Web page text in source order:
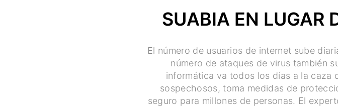
SUABIA EN LUGAR
El número de usuarios de internet sube
número de ataques de virus también
informática va todos los días a la caza
sospechosos, toma medidas de
seguro para millones de personas. El